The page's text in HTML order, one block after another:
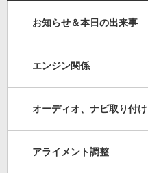
お知らせ＆本日の出来事
エンジン関係
オーディオ、ナビ取り付け
アライメント調整